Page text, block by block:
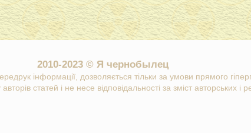
2010-2023 © Я чернобылец
інформації, дозволяється тільки за умови прямого
статей і не несе відповідальності за зміст авторських і